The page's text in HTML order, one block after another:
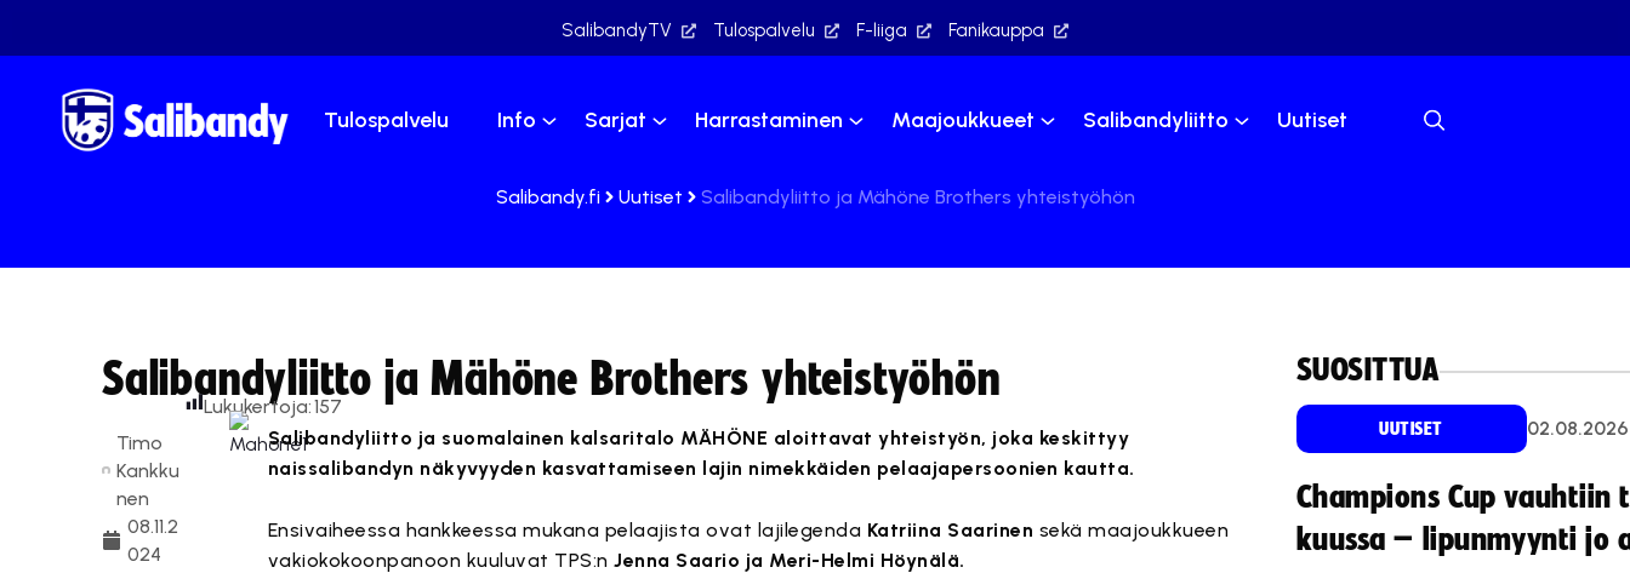
SalibandyTV Tulospalvelu F-liiga Fanikauppa
Tulospalvelu Info Sarjat Harrastaminen Maajoukkueet Salibandyliitto Uutiset
Salibandy.fi Uutiset Salibandyliitto ja Mähöne Brothers yhteistyöhön
Salibandyliitto ja Mähöne Brothers yhteistyöhön
Timo
Kankku
nen
08.11.2
024
Lukukertoja:157
Salibandyliitto ja suomalainen kalsaritalo MÄHÖNE aloittavat yhteistyön, joka keskittyy
naissalibandyn näkyvyyden kasvattamiseen lajin nimekkäiden pelaajapersoonien kautta.
Ensivaiheessa hankkeessa mukana pelaajista ovat lajilegenda Katriina Saarinen sekä maajoukkueen
vakiokokoonpanoon kuuluvat TPS:nJenna Saario ja Meri-Helmi Höynälä.
SUOSITTUA
UUTISET 02.08.2026
Champions Cup vauhtiin
kuussa – lipunmyynti jo